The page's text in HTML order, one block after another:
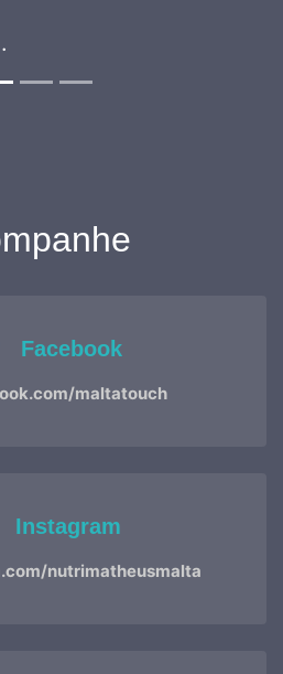
Facebook
maltatouch
Instagram
nutrimatheusmalta